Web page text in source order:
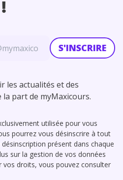
S'INSCRIRE
les actualités et des
part de myMaxicours.
utilisée pour vous
pourrez vous désinscrire à tout
présent dans chaque
sur la gestion de vos données
vos droits, vous pouvez consulter